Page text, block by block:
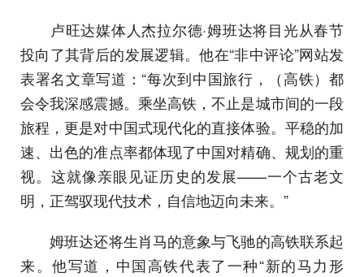
卢旺达媒体人杰拉尔德·姆班达将目光从春节
投向了其背后的发展逻辑。他在“非中评论”网站发
表署名文章写道：“每次到中国旅行，（高铁）都
会令我深感震撼。乘坐高铁，不止是城市间的一段
旅程，更是对中国式现代化的直接体验。平稳的加
速、出色的准点率都体现了中国对精确、规划的重
视。这就像亲眼见证历史的发展——一个古老文
明，正驾驭现代技术，自信地迈向未来。”
姆班达还将生肖马的意象与飞驰的高铁联系起
来。他写道，中国高铁代表了一种“新的马力形